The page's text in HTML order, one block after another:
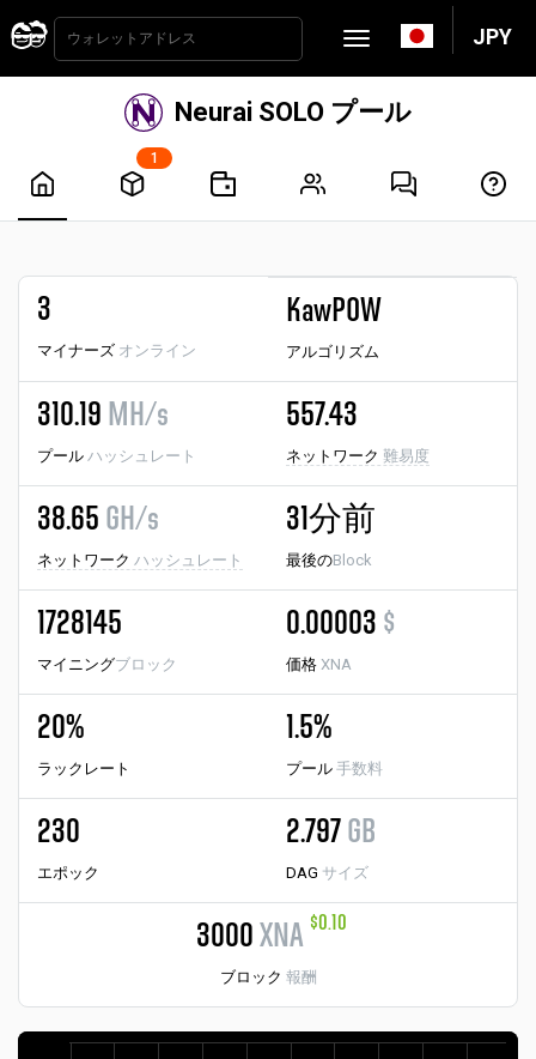
JPY
Neurai SOLO プール
1
3
マイナーズ オンライン
KawPOW
アルゴリズム
310.19 MH/s
プール ハッシュレート
557.43
ネットワーク 難易度
38.65 GH/s
ネットワーク ハッシュレート
31分前
最後のBlock
1728145
マイニングブロック
0.00003 $
価格 XNA
20%
ラックレート
1.5%
プール 手数料
230
エポック
2.797 GB
DAG サイズ
3000 XNA $0.10
ブロック 報酬